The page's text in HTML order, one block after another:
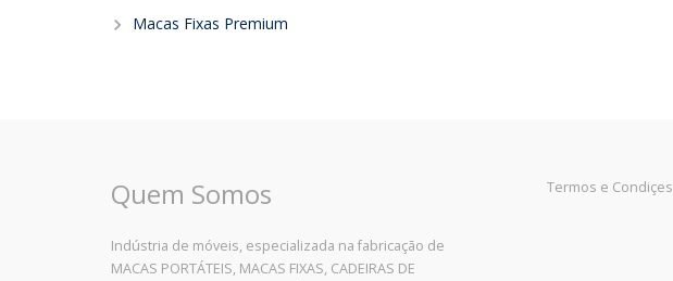
Macas Fixas Premium
Quem Somos
Indústria de móveis, especializada na fabricação de
MACAS PORTÁTEIS, MACAS FIXAS, CADEIRAS DE
Termos e Condiçes